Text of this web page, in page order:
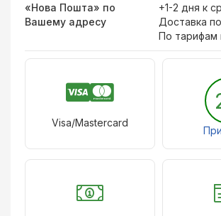
«Нова Пошта» по
Вашему адресу
+1-2 дня к
Доставка
По тарифам
Visa/Mastercard